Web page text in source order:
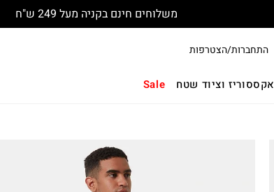
משלוחים חינם בקניה מעל 249 ש"ח
התחברות/הצטרפות
אקססוריז וציוד שטח Sale